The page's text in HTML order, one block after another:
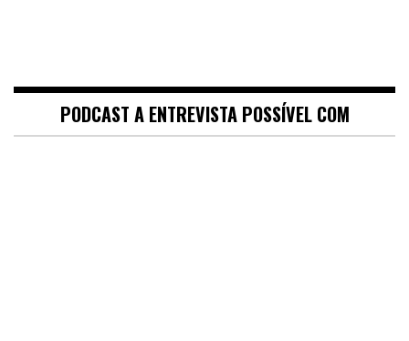
PODCAST A ENTREVISTA POSSÍVEL COM